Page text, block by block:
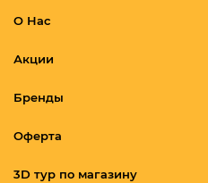
О Нас
Акции
Бренды
Оферта
3D тур по магазину